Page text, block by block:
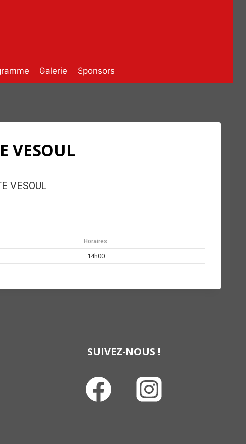
Galerie Sponsors
VESOUL
VESOUL
Horaires
14h00
SUIVEZ-NOUS !